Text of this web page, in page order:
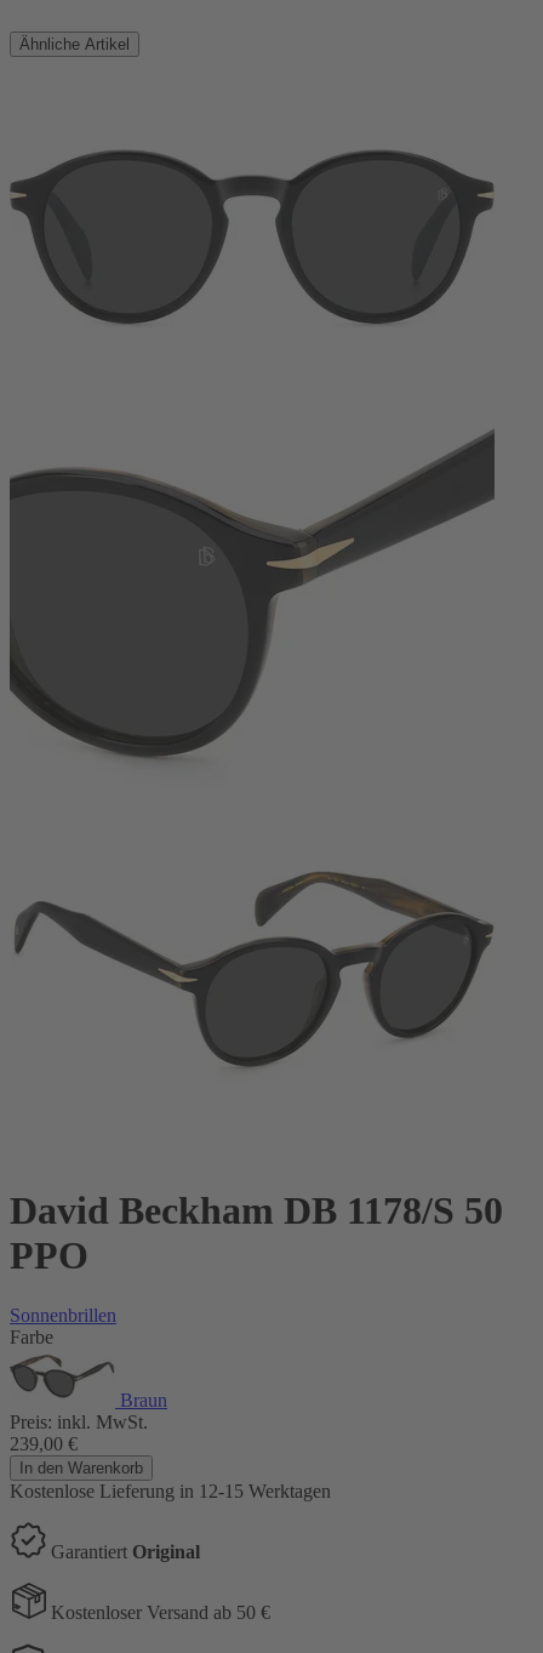
Ähnliche Artikel
David Beckham DB 1178/S 50
PPO
Sonnenbrillen
Farbe
Braun
Preis: inkl. MwSt.
239,00 €
In den Warenkorb
Kostenlose Lieferung in 12-15 Werktagen
Garantiert Original
Kostenloser Versand ab 50 €